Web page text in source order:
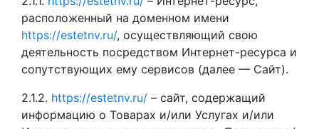
расположенный на доменном имени
https://estetnv.ru/, осуществляющий свою
деятельность посредством Интернет-ресурса и
сопутствующих ему сервисов (далее — Сайт).
2.1.2. https://estetnv.ru/ – сайт, содержащий
информацию о Товарах и/или Услугах и/или